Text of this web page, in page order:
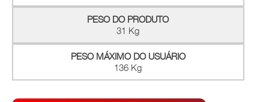
PESO DO PRODUTO
31 Kg
PESO MÁXIMO DO USUÁRIO
136 Kg